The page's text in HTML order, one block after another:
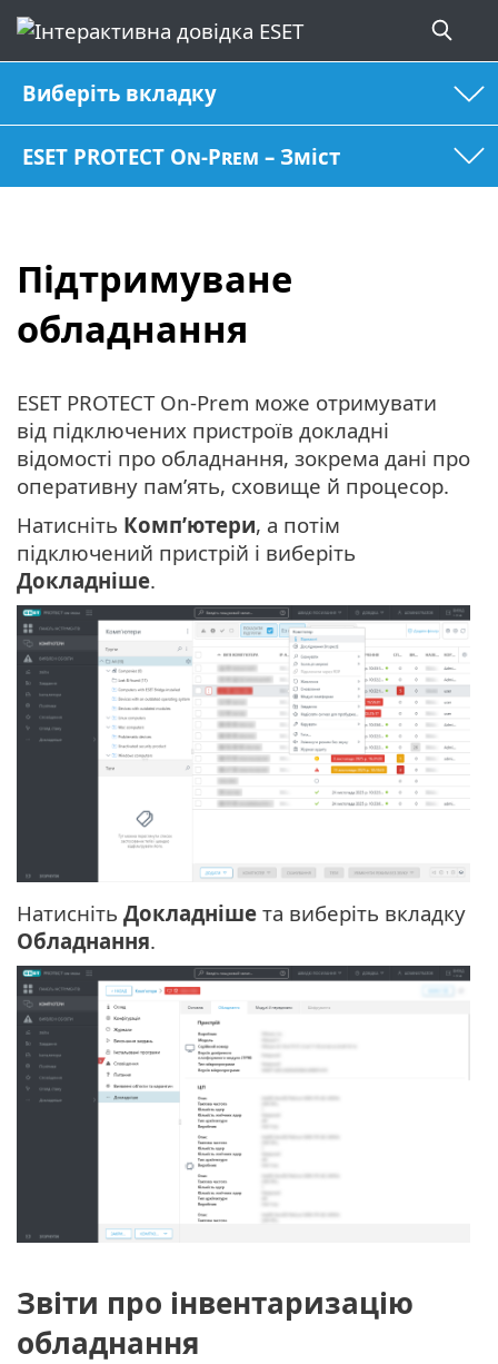
Виберіть вкладку
ESET PROTECT On-Prem – Зміст
Підтримуване
обладнання
ESET PROTECT On-Prem може отримувати
від підключених пристроїв докладні
відомості про обладнання, зокрема дані про
оперативну пам’ять, сховище й процесор.
Натисніть Комп’ютери, а потім
підключений пристрій і виберіть
Докладніше.
Натисніть Докладніше та виберіть вкладку
Обладнання.
Звіти про інвентаризацію
обладнання